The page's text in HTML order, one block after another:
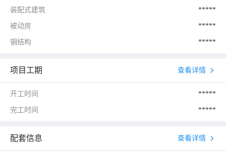
装配式建筑 *****
被动房 *****
钢结构 *****
项目工期 查看详情
开工时间 *****
完工时间 *****
配套信息 查看详情